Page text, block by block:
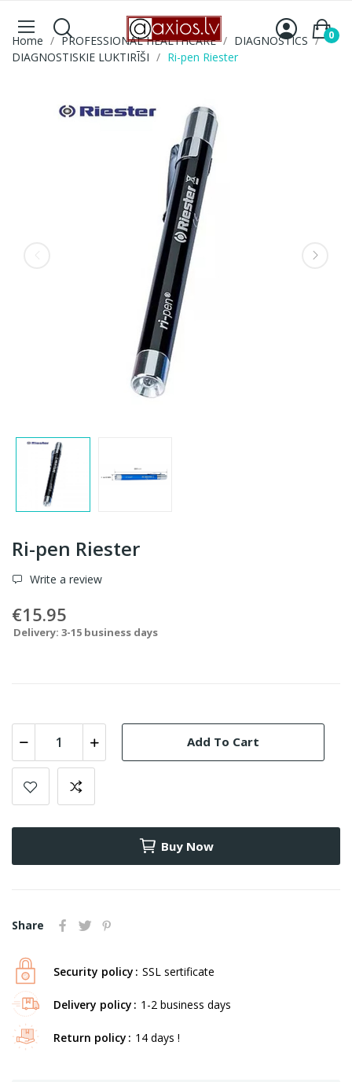
0
Home PROFESSIONAL HEALTHCARE
DIAGNOSTICS
DIAGNOSTISKIE LUKTIRĪŠI
Ri-pen Riester
Ri-pen Riester
Write a review
€15.95
Delivery: 3-15 business days
Add To Cart
Buy Now
Share
Security policy SSL sertificate
Delivery policy 1-2 business days
Return policy 14 days !